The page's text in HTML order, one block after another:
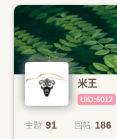
米王
UID:6012
主题 91 回帖 186